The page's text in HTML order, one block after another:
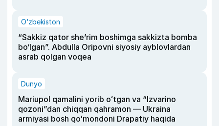
O‘zbekiston
“Sakkiz qator she’rim boshimga sakkizta bomba
bo‘lgan”. Abdulla Oripovni siyosiy ayblovlardan
asrab qolgan voqea
Dunyo
Mariupol qamalini yorib oʻtgan va “Izvarino
qozoni”dan chiqqan qahramon — Ukraina
armiyasi bosh qoʻmondoni Drapatiy haqida